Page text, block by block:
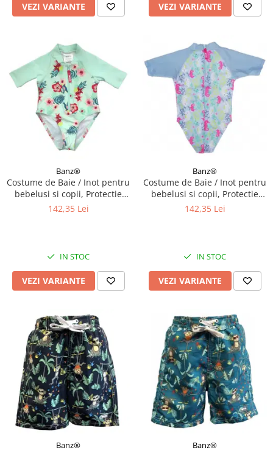
VEZI VARIANTE VEZI VARIANTE
Banz®
Costume de Baie / Inot pentru
bebelusi si copii, Protectie
Soare UPF50+, Mint Floral,
142,35 Lei
IN STOC
VEZI VARIANTE
Banz®
Costume de Baie / Inot pentru
bebelusi si copii, Protectie
Soare UPF50+, Sea Horse,
142,35 Lei
IN STOC
VEZI VARIANTE
Banz® Banz®